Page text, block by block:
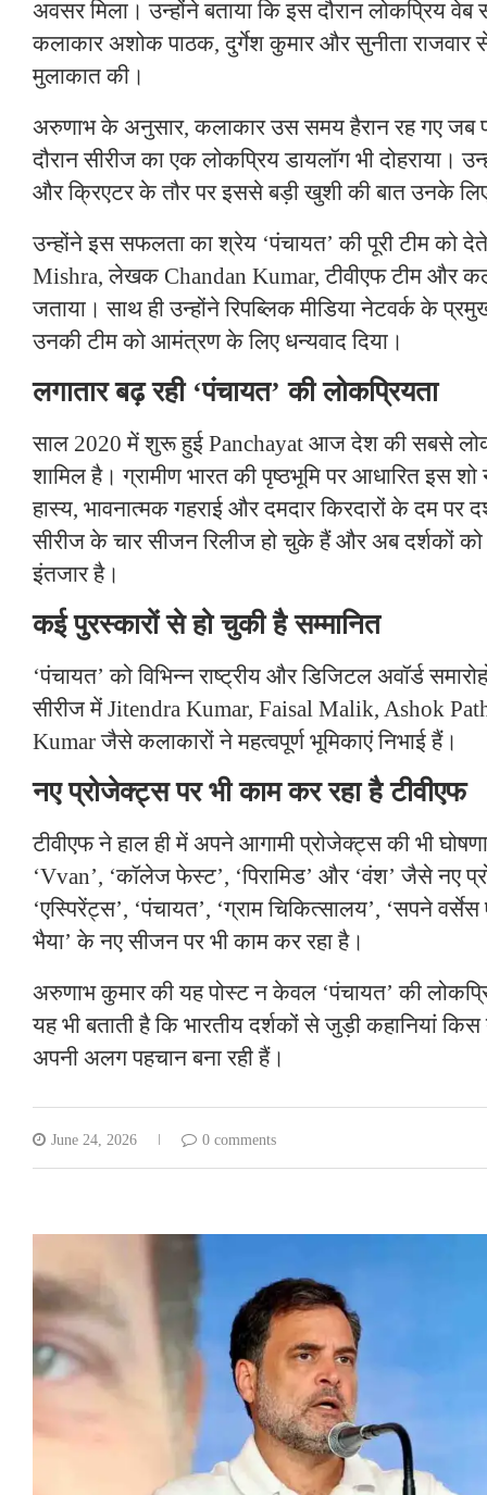
अवसर मिला। उन्होंने बताया कि इस दौरान लोकप्रिय
कलाकार अशोक पाठक, दुर्गेश कुमार और सुनीता राजवार
मुलाकात की।
अरुणाभ के अनुसार, कलाकार उस समय हैरान रह गए जब
दौरान सीरीज का एक लोकप्रिय डायलॉग भी दोहराया।
और क्रिएटर के तौर पर इससे बड़ी खुशी की बात उनके
उन्होंने इस सफलता का श्रेय ‘पंचायत’ की पूरी टीम को
Mishra, लेखक Chandan Kumar, टीवीएफ टीम और
जताया। साथ ही उन्होंने रिपब्लिक मीडिया नेटवर्क के
उनकी टीम को आमंत्रण के लिए धन्यवाद दिया।
लगातार बढ़ रही ‘पंचायत’ की लोकप्रियता
साल 2020 में शुरू हुई Panchayat आज देश की सबसे
शामिल है। ग्रामीण भारत की पृष्ठभूमि पर आधारित इस
हास्य, भावनात्मक गहराई और दमदार किरदारों के दम पर
सीरीज के चार सीजन रिलीज हो चुके हैं और अब दर्शकों
इंतजार है।
कई पुरस्कारों से हो चुकी है सम्मानित
‘पंचायत’ को विभिन्न राष्ट्रीय और डिजिटल अवॉर्ड
सीरीज में Jitendra Kumar, Faisal Malik, Ashok
Kumar जैसे कलाकारों ने महत्वपूर्ण भूमिकाएं निभाई हैं।
नए प्रोजेक्ट्स पर भी काम कर रहा है टीवीएफ
टीवीएफ ने हाल ही में अपने आगामी प्रोजेक्ट्स की भी
‘Vvan’, ‘कॉलेज फेस्ट’, ‘पिरामिड’ और ‘वंश’ जैसे नए
‘एस्पिरेंट्स’, ‘पंचायत’, ‘ग्राम चिकित्सालय’, ‘सपने
भैया’ के नए सीजन पर भी काम कर रहा है।
अरुणाभ कुमार की यह पोस्ट न केवल ‘पंचायत’ की
यह भी बताती है कि भारतीय दर्शकों से जुड़ी कहानियां किस
अपनी अलग पहचान बना रही हैं।
June 24, 2026 0 comments